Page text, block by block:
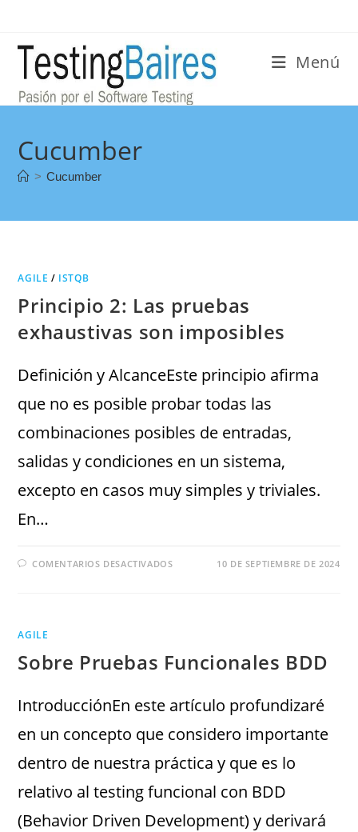
Menú
Cucumber
> Cucumber
AGILE / ISTQB
Principio 2: Las pruebas
exhaustivas son imposibles
Definición y AlcanceEste principio afirma
que no es posible probar todas las
combinaciones posibles de entradas,
salidas y condiciones en un sistema,
excepto en casos muy simples y triviales.
En…
COMENTARIOS DESACTIVADOS 10 DE SEPTIEMBRE DE 2024
AGILE
Sobre Pruebas Funcionales BDD
IntroducciónEn este artículo profundizaré
en un concepto que considero importante
dentro de nuestra práctica y que es lo
relativo al testing funcional con BDD
(Behavior Driven Development) y derivará